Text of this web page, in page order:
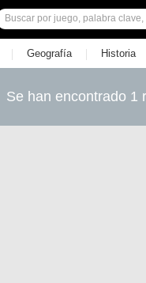
| Geografía | Historia
Se han encontrado 1